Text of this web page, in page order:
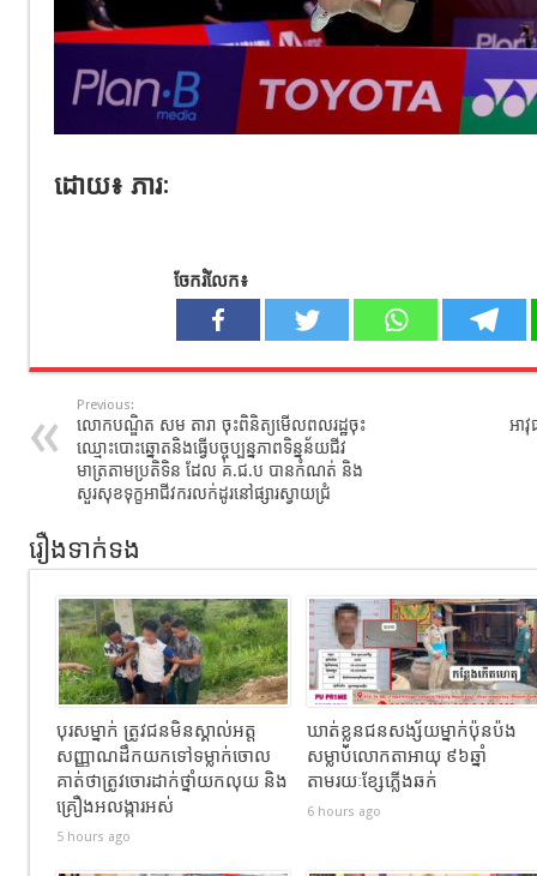
ដោយ៖ ភារៈ
ចែករំលែក៖
Previous:
លោកបណ្ឌិត សម តារា ចុះពិនិត្យមើលពលរដ្ឋចុះ
ឈ្មោះបោះឆ្នោតនិងធ្វើបច្ចុប្បន្នភាពទិន្នន័យជីវ
មាត្រតាមប្រតិទិន ដែល គ.ជ.ប បានកំណត់ និង
សួរសុខទុក្ខអាជីវករលក់ដូរនៅផ្សារស្វាយជ្រំ
អា
រឿងទាក់ទង
បុរសម្នាក់ ត្រូវជនមិនស្គាល់អត្ត
សញ្ញាណដឹកយកទៅទម្លាក់ចោល
គាត់ថាត្រូវចោរដាក់ថ្នាំយកលុយ និង
គ្រឿងអលង្ការអស់
5 hours ago
ឃាត់ខ្លួនជនសង្ស័យម្នាក់ប៉ុនប៉ង
សម្លាប់លោកតាអាយុ ៩៦ឆ្នាំ
តាមរយៈខ្សែភ្លើងឆក់
6 hours ago